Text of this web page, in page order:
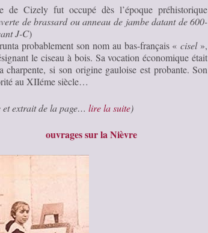
de Cizely fut occupé dès l’époque préhistorique
de brassard ou anneau de jambe datant de 600-
J-C)
probablement son nom au bas-français «cisel»,
le ciseau à bois. Sa vocation économique était
charpente, si son origine gauloise est probante. Son
au XIIéme siècle…
et extrait de la page… lire la suite)
ouvrages sur la Nièvre